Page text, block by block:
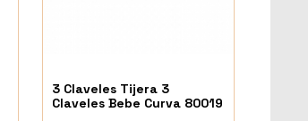
3 Claveles Tijera 3
Claveles Bebe Curva 80019